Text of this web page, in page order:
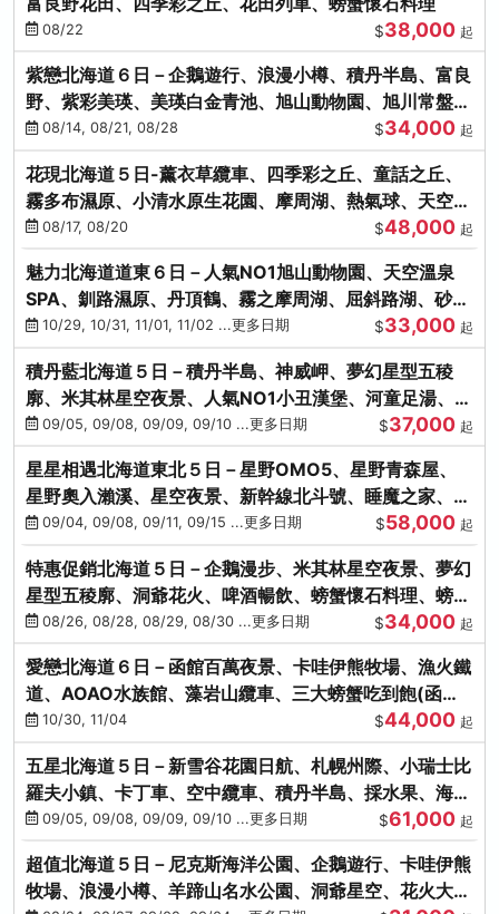
08/22 $38,000 起
紫戀北海道６日－企鵝遊行、浪漫小樽、積丹半島、富良
野、紫彩美瑛、美瑛白金青池、旭山動物園、旭川常盤旋
轉塔08/14, 08/21, 08/28 $34,000 起
花現北海道５日-薰衣草纜車、四季彩之丘、童話之丘、
霧多布濕原、小清水原生花園、摩周湖、熱氣球、天空溫
泉SPA、螃蟹吃到飽
08/17, 08/20 $48,000 起
魅力北海道道東６日－人氣NO1旭山動物園、天空溫泉
SPA、釧路濕原、丹頂鶴、霧之摩周湖、屈斜路湖、砂湯
體驗10/29, 10/31, 11/01, 11/02 ...更多日期 $33,000 起
積丹藍北海道５日－積丹半島、神威岬、夢幻星型五稜
廓、米其林星空夜景、人氣NO1小丑漢堡、河童足湯、奇
幻燈遊步道、璀璨溪谷
09/05, 09/08, 09/09, 09/10 ...更多日期 $37,000 起
星星相遇北海道東北５日－星野OMO5、星野青森屋、
星野奧入瀨溪、星空夜景、新幹線北斗號、睡魔之家、十
和田湖(不進免稅店)
09/04, 09/08, 09/11, 09/15 ...更多日期 $58,000 起
特惠促銷北海道５日－企鵝漫步、米其林星空夜景、夢幻
星型五稜廓、洞爺花火、啤酒暢飲、螃蟹懷石料理、螃蟹
吃到飽
08/26, 08/28, 08/29, 08/30 ...更多日期 $34,000 起
愛戀北海道６日－函館百萬夜景、卡哇伊熊牧場、漁火鐵
道、AOAO水族館、藻岩山纜車、三大螃蟹吃到飽(函館/
千歲)
10/30, 11/04 $44,000 起
五星北海道５日－新雪谷花園日航、札幌州際、小瑞士比
羅夫小鎮、卡丁車、空中纜車、積丹半島、採水果、海鮮
和牛螃蟹放題
09/05, 09/08, 09/09, 09/10 ...更多日期 $61,000 起
超值北海道５日－尼克斯海洋公園、企鵝遊行、卡哇伊熊
牧場、浪漫小樽、羊蹄山名水公園、洞爺星空、花火大